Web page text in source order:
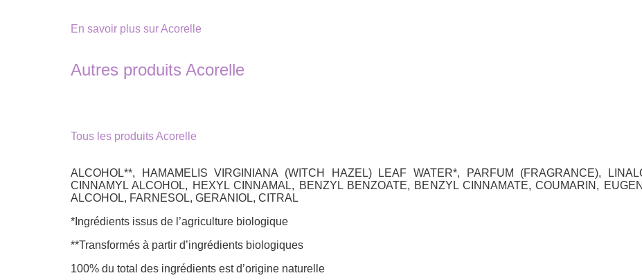
En savoir plus sur Acorelle
Autres produits Acorelle
Tous les produits Acorelle
ALCOHOL**, HAMAMELIS VIRGINIANA (WITCH HAZEL) LEAF WATER*, PARFUM (FRAGRANCE),
CINNAMYL ALCOHOL, HEXYL CINNAMAL, BENZYL BENZOATE, BENZYL CINNAMATE, COUMARIN,
ALCOHOL, FARNESOL, GERANIOL, CITRAL
*Ingrédients issus de l’agriculture biologique
**Transformés à partir d’ingrédients biologiques
100% du total des ingrédients est d’origine naturelle